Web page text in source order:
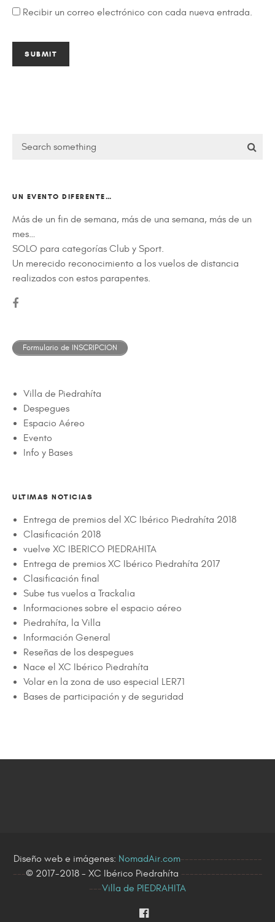
Recibir un correo electrónico con cada nueva entrada.
UN EVENTO DIFERENTE…
Más de un fin de semana, más de una semana, más de un
mes…
SOLO para categorías Club y Sport.
Un merecido reconocimiento a los vuelos de distancia
realizados con estos parapentes.
Formulario de INSCRIPCION
Villa de Piedrahíta
Despegues
Espacio Aéreo
Evento
Info y Bases
ULTIMAS NOTICIAS
Entrega de premios del XC Ibérico Piedrahíta 2018
Clasificación 2018
vuelve XC IBERICO PIEDRAHITA
Entrega de premios XC Ibérico Piedrahíta 2017
Clasificación final
Sube tus vuelos a Trackalia
Informaciones sobre el espacio aéreo
Piedrahíta, la Villa
Información General
Reseñas de los despegues
Nace el XC Ibérico Piedrahíta
Volar en la zona de uso especial LER71
Bases de participación y de seguridad
Diseño web e imágenes: NomadAir.com-------------------
---© 2017-2018 - XC Ibérico Piedrahíta -------------------
---Villa de PIEDRAHITA